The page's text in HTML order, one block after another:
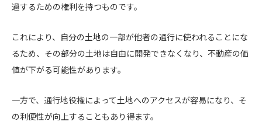
過するための権利を持つものです。
これにより、自分の土地の一部が他者の通行に使われることにな
るため、その部分の土地は自由に開発できなくなり、不動産の価
値が下がる可能性があります。
一方で、通行地役権によって土地へのアクセスが容易になり、そ
の利便性が向上することもあり得ます。